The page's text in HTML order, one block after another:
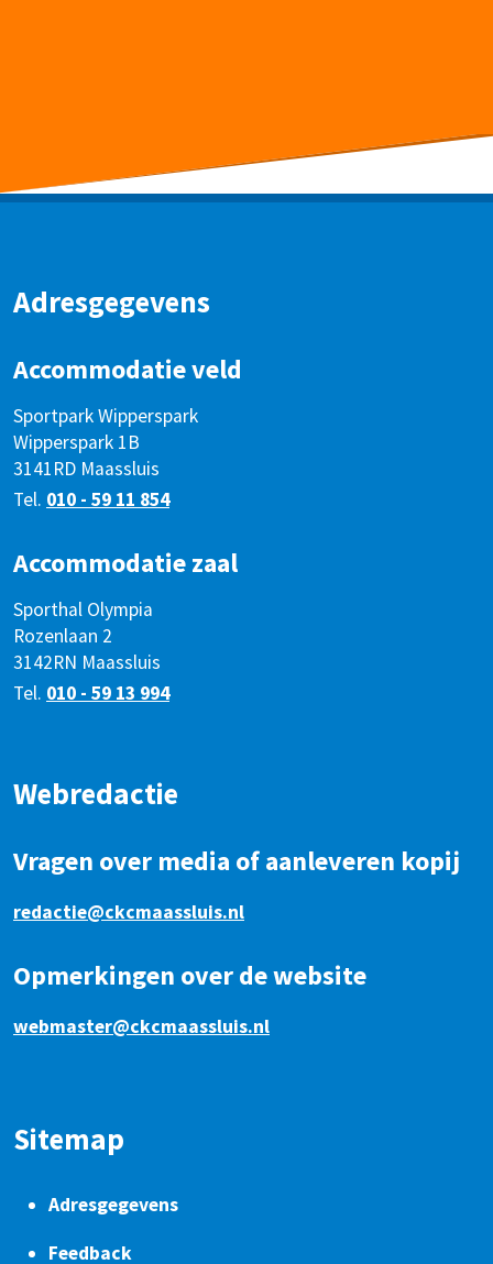
Adresgegevens
Accommodatie veld
Sportpark Wipperspark
Wipperspark 1B
3141RD Maassluis
Tel. 010 - 59 11 854
Accommodatie zaal
Sporthal Olympia
Rozenlaan 2
3142RN Maassluis
Tel. 010 - 59 13 994
Webredactie
Vragen over media of aanleveren kopij
redactie@ckcmaassluis.nl
Opmerkingen over de website
webmaster@ckcmaassluis.nl
Sitemap
Adresgegevens
Feedback